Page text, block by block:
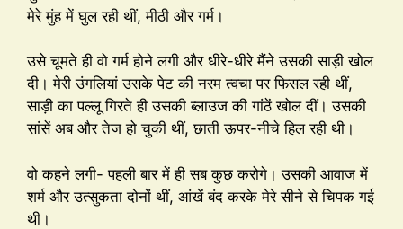
मेरे मुंह में घुल रही थीं, मीठी और गर्म।
उसे चूमते ही वो गर्म होने लगी और धीरे-धीरे मैंने उसकी साड़ी खोल
दी। मेरी उंगलियां उसके पेट की नरम त्वचा पर फिसल रही थीं,
साड़ी का पल्लू गिरते ही उसकी ब्लाउज की गांठें खोल दीं। उसकी
सांसें अब और तेज हो चुकी थीं, छाती ऊपर-नीचे हिल रही थी।
वो कहने लगी- पहली बार में ही सब कुछ करोगे। उसकी आवाज में
शर्म और उत्सुकता दोनों थीं, आंखें बंद करके मेरे सीने से चिपक गई
थी।